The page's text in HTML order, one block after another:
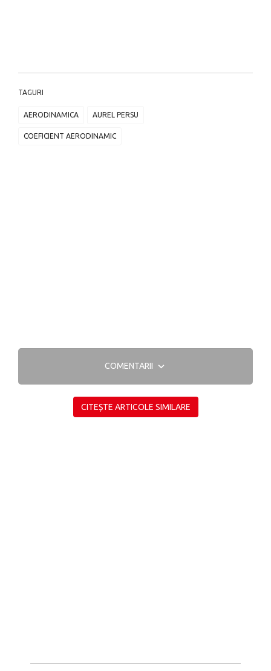
TAGURI
AERODINAMICA AUREL PERSU
COEFICIENT AERODINAMIC
COMENTARII
CITEȘTE ARTICOLE SIMILARE